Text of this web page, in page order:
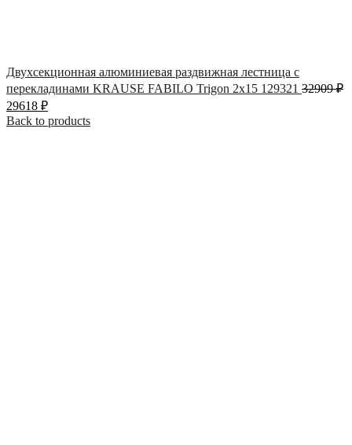
Двухсекционная алюминиевая раздвижная лестница с
перекладинами KRAUSE FABILO Trigon 2х15 129321 32909₽
29618 ₽
Back to products